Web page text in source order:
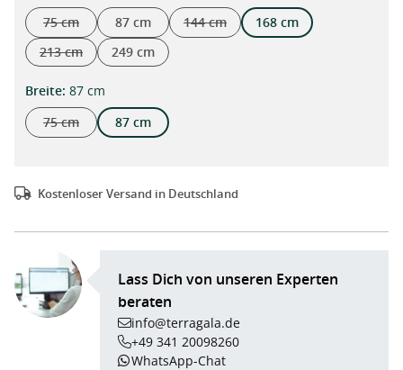
75 cm
(Diese Option ist zurzeit nicht verfügbar.)
87 cm 144 cm
(Diese Option ist zurzeit nicht
168 cm
213 cm
(Diese Option ist zurzeit nicht verfügbar.)
249 cm
Breiteauswählen
: 87 cm
75 cm
(Diese Option ist zurzeit nicht verfügbar.)
87 cm
Kostenloser Versand in Deutschland
Lass Dich von unseren Experten
beraten
info@terragala.de
+49 341 20098260
WhatsApp-Chat